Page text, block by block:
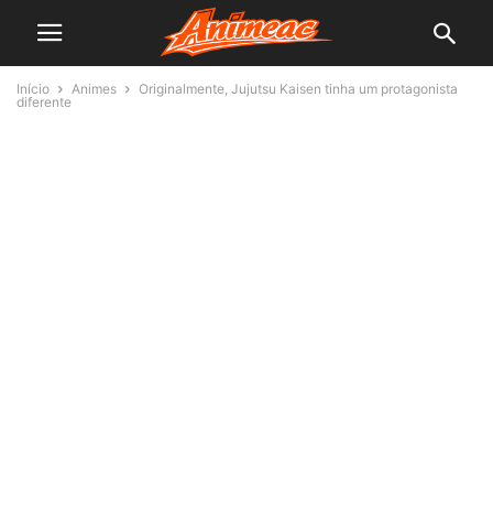
Início Animes
Originalmente, Jujutsu Kaisen tinha um protagonista
diferente